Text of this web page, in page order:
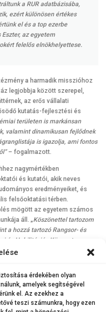
érdekében olyan
amelyek segítségével
el. Az ezekhez a
teszi számunkra, hogy ezen
a RUR adatbázisába,
ezért különösen értékes
el és a top ezerbe
az egyetem
felelős elnökhelyettese.
a harmadik misszióhoz
legjobbja között szerepel,
az erős vállalati
kutatás-fejlesztési és
területen is markánsan
valamint dinamikusan fejlődnek
is igazolja, ami fontos
– fogalmazott.
nagymértékben
és kutatói, akik neves
eredményeiket, és
felsőoktatási térben.
mögött az egyetem számos
áll. „Köszönettel tartozom
a hozzá tartozó Rangsor- és
és Habilitációs Központ,
odaadó munkájáért is–
játszik az a
igénybe vehetnek nálunk,
ösztöndíj, az ugyancsak
programvagy a könyvtár